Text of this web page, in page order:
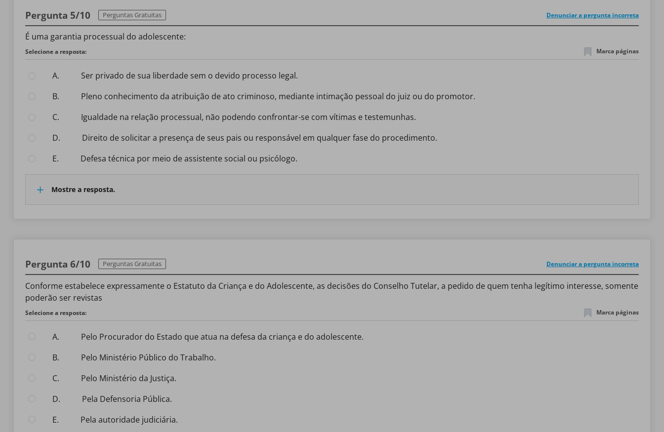
Pergunta 5/10 Perguntas Gratuitas Denunciar a pergunta incorreta
É uma garantia processual do adolescente:
Selecione a resposta: Marca páginas
A.
ser privado de sua liberdade sem o devido processo legal.
B.
pleno conhecimento da atribuição de ato criminoso, mediante intimação pessoal do juiz ou do promotor.
C.
igualdade na relação processual, não podendo confrontar-se com vítimas e testemunhas.
D.
direito de solicitar a presença de seus pais ou responsável em qualquer fase do procedimento.
E.
defesa técnica por meio de assistente social ou psicólogo.
Mostre a resposta.
Pergunta 6/10 Perguntas Gratuitas Denunciar a pergunta incorreta
Conforme estabelece expressamente o Estatuto da Criança e do Adolescente, as decisões do Conselho Tutelar, a pedido de quem tenha legítimo interesse, somente
poderão ser revistas
Selecione a resposta: Marca páginas
A.
pelo Procurador do Estado que atua na defesa da criança e do adolescente.
B.
pelo Ministério Público do Trabalho.
C.
pelo Ministério da Justiça.
D.
pela Defensoria Pública.
E.
pela autoridade judiciária.